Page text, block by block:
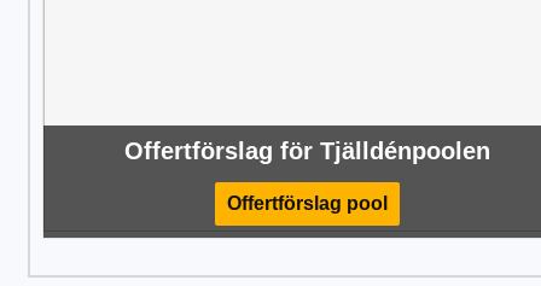
Offertförslag för Tjälldénpoolen
Offertförslag pool